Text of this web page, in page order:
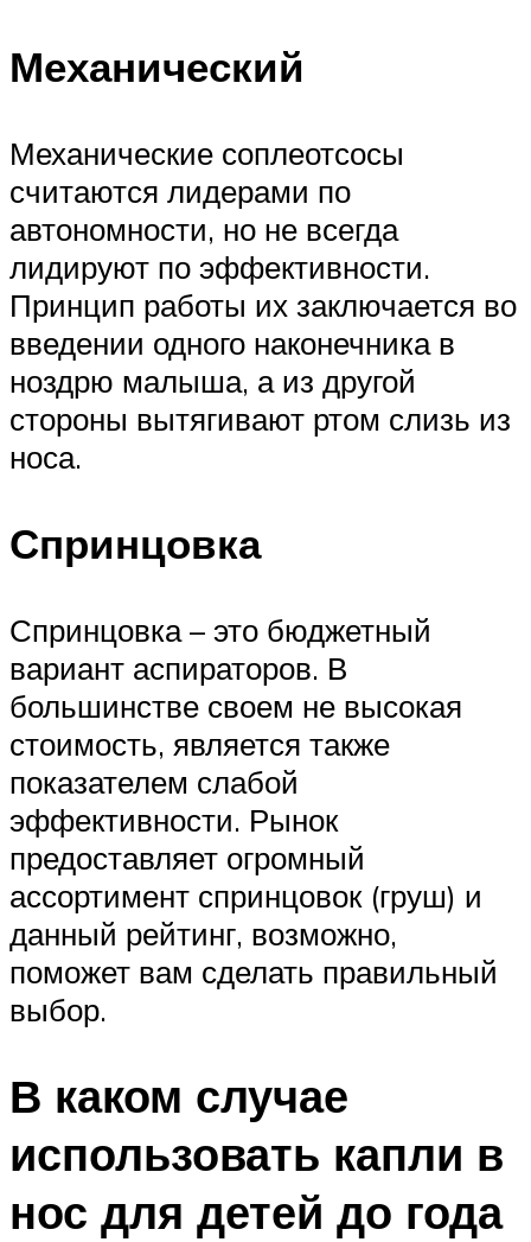
Механический
Механические соплеотсосы
считаются лидерами по
автономности, но не всегда
лидируют по эффективности.
Принцип работы их заключается во
введении одного наконечника в
ноздрю малыша, а из другой
стороны вытягивают ртом слизь из
носа.
Спринцовка
Спринцовка – это бюджетный
вариант аспираторов. В
большинстве своем не высокая
стоимость, является также
показателем слабой
эффективности. Рынок
предоставляет огромный
ассортимент спринцовок (груш) и
данный рейтинг, возможно,
поможет вам сделать правильный
выбор.
В каком случае
использовать капли в
нос для детей до года